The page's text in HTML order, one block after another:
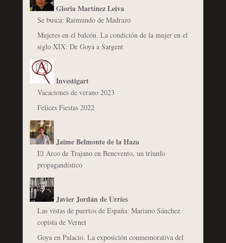
Gloria Martínez Leiva
Se busca: Raimundo de Madrazo
Mujeres en el balcón. La condición de la mujer en el
siglo XIX: De Goya a Sargent
Investigart
Vacaciones de verano 2023
Felices Fiestas 2022
Jaime Belmonte de la Haza
El Arco de Trajano en Benevento, un triunfo
propagandístico
Javier Jordán de Urríes
Las vistas de puertos de España: Mariano Sánchez
copista de Vernet
Goya en Palacio. La exposición conmemorativa del